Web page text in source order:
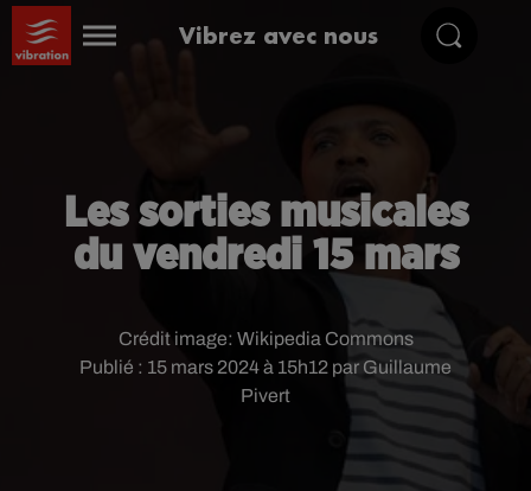
Vibrez avec nous
Les sorties musicales
du vendredi 15 mars
Publié : 15 mars 2024 à 15h12 par Guillaume
Pivert
Crédit image: Wikipedia Commons